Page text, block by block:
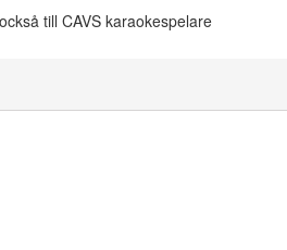
till CAVS karaokespelare